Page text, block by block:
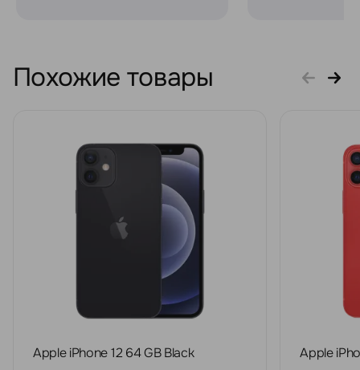
Похожие товары
Apple iPhone 12 64 GB Black Apple